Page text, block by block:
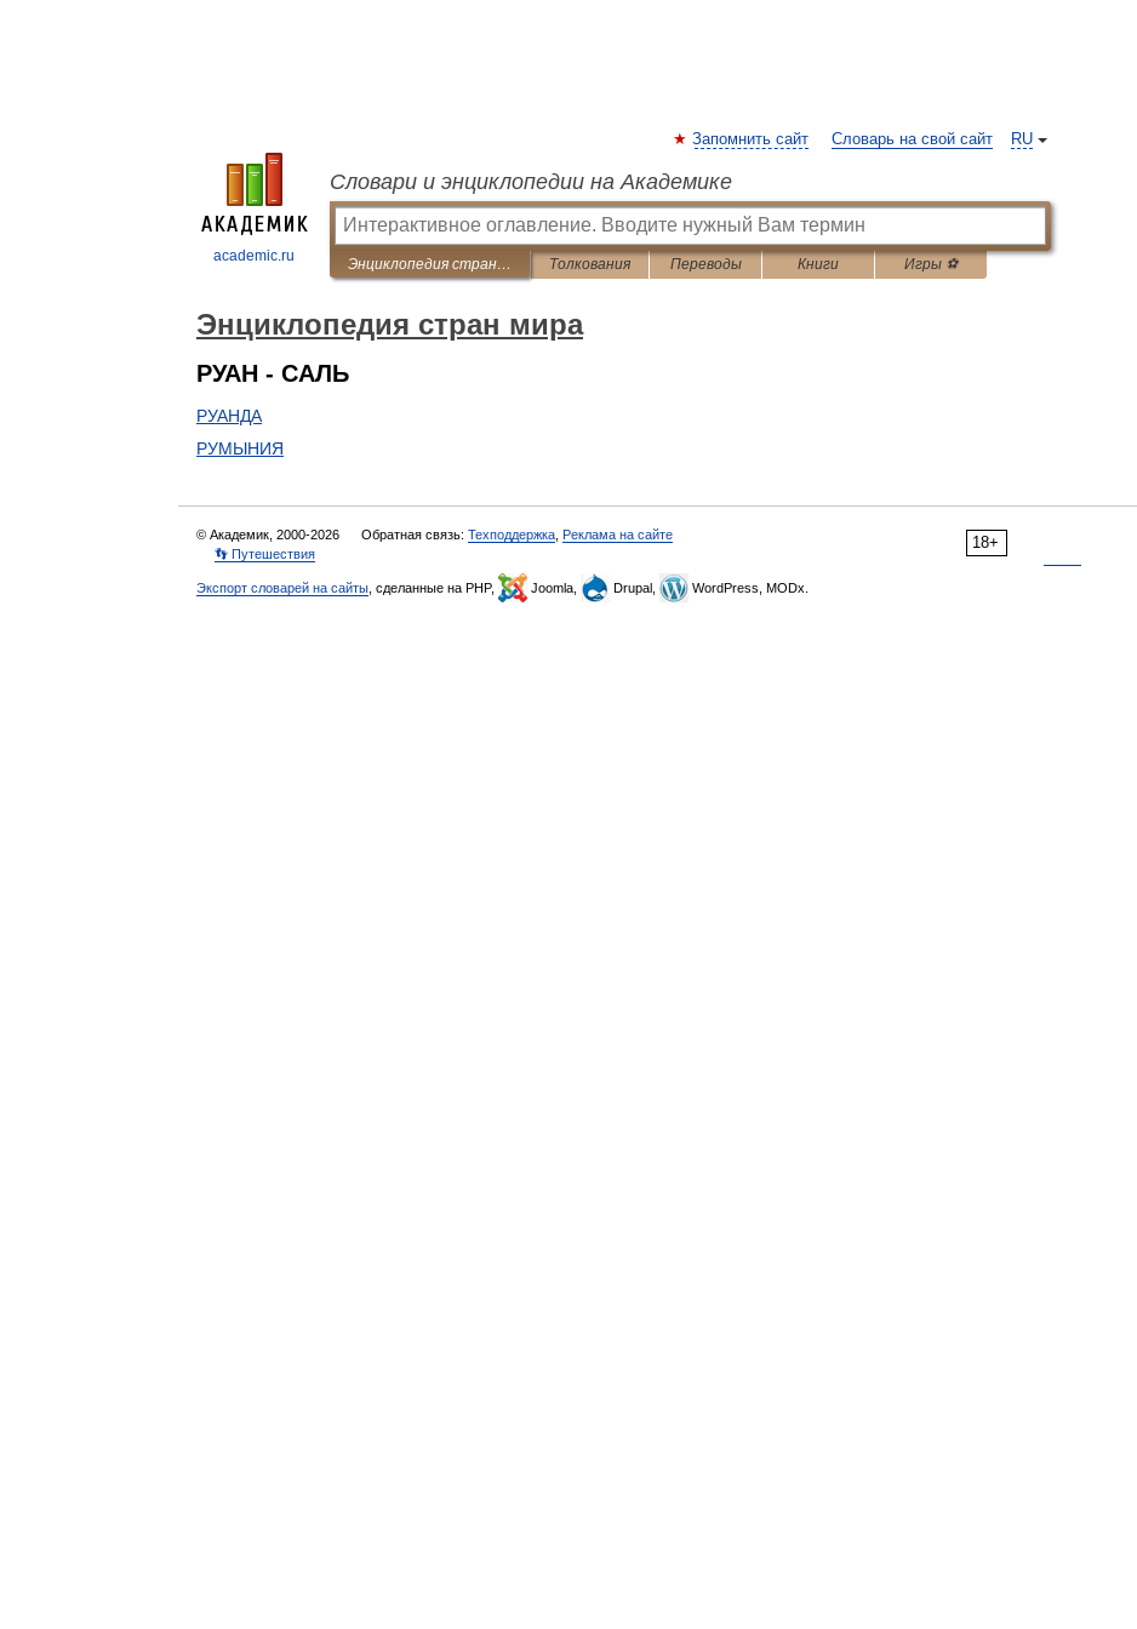
academic.ru
RU
Запомнить сайт Словарь на свой сайт
Словари и энциклопедии на Академике
Энциклопедия стран мира Толкования Переводы Книги Игры ⚽
Энциклопедия стран мира
РУАН - САЛЬ
РУАНДА
РУМЫНИЯ
18+
© Академик, 2000-2026 Обратная связь: Техподдержка Реклама на сайте
👣 Путешествия
Экспорт словарей на сайты , сделанные на PHP, Joomla, Drupal, WordPress, MODx.